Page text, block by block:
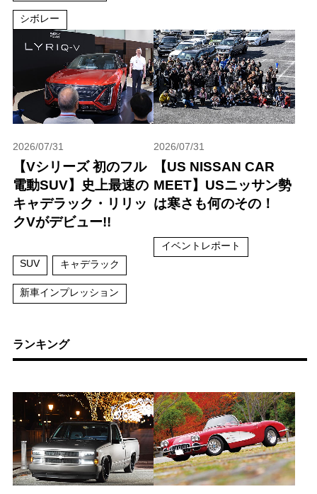
シボレー
2026/07/31
【Vシリーズ 初のフル
電動SUV】史上最速の
キャデラック・リリッ
クVがデビュー!!
SUV キャデラック
新車インプレッション
2026/07/31
【US NISSAN CAR
MEET】USニッサン勢
は寒さも何のその！
イベントレポート
ランキング